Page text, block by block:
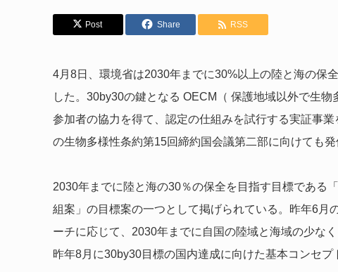
Post Share RSS
4月8日、環境省は2030年までに30%以上の陸と海の保
した。30by30の鍵となる OECM（ 保護地域以外で生
参加者の協力を得て、認定の仕組みを試行する実証事
の生物多様性条約第15回締約国会議第二部に向けても発
2030年までに陸と海の30％の保全を目指す目標である
組案」の目標案の一つとして掲げられている。昨年6月
ーチに応じて、2030年までに自国の陸域と海域の少な
昨年8月に30by30目標の国内達成に向けた基本コンセ